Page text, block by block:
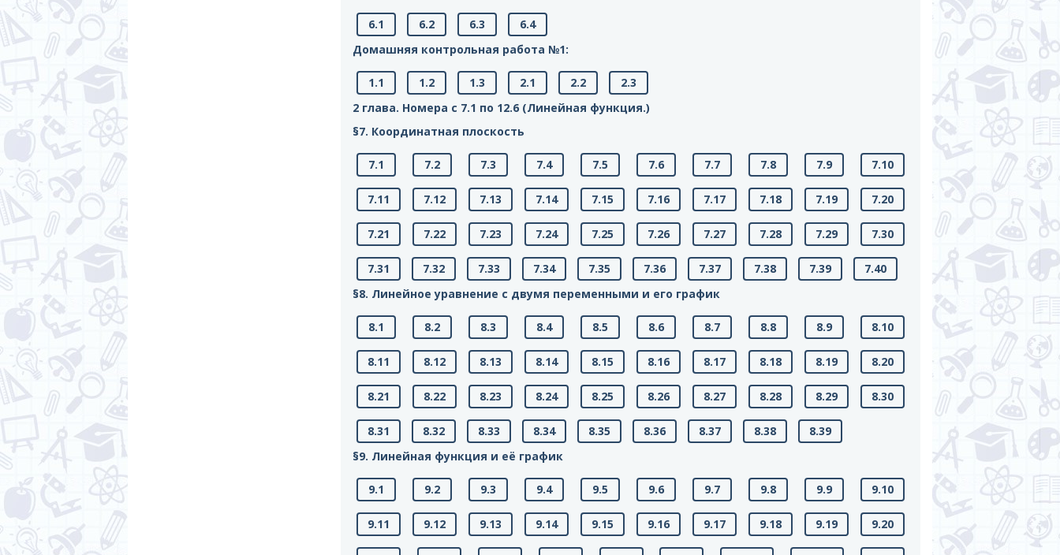
6.1 6.2 6.3
6.4
Домашняя контрольная работа №1:
1.1 1.2 1.3 2.1 2.2
2.3
2 глава. Номера с 7.1 по 12.6 (Линейная функция.)
§7. Координатная плоскость
7.1 7.2 7.3 7.4 7.5 7.6 7.7 7.8 7.9 7.10
7.11 7.12 7.13 7.14 7.15 7.16 7.17 7.18 7.19 7.20
7.21 7.22 7.23 7.24 7.25 7.26 7.27 7.28 7.29 7.30
7.31 7.32 7.33 7.34 7.35 7.36 7.37 7.38 7.39
7.40
§8. Линейное уравнение с двумя переменными и его график
8.1 8.2 8.3 8.4 8.5 8.6 8.7 8.8 8.9 8.10
8.11 8.12 8.13 8.14 8.15 8.16 8.17 8.18 8.19 8.20
8.21 8.22 8.23 8.24 8.25 8.26 8.27 8.28 8.29 8.30
8.31 8.32 8.33 8.34 8.35 8.36 8.37 8.38
8.39
§9. Линейная функция и её график
9.1 9.2 9.3 9.4 9.5 9.6 9.7 9.8 9.9 9.10
9.11 9.12 9.13 9.14 9.15 9.16 9.17 9.18 9.19 9.20